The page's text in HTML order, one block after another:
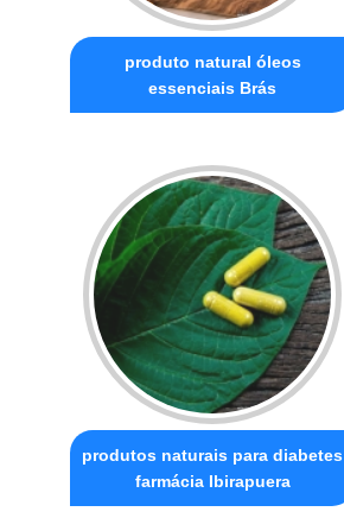
produto natural óleos
essenciais Brás
produtos naturais para diabetes
farmácia Ibirapuera